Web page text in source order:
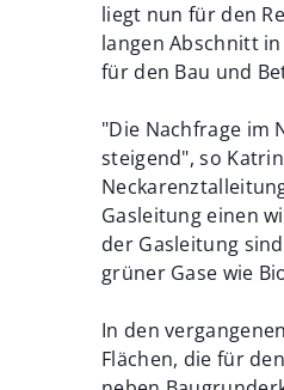
liegt nun für den
langen Abschnitt
für den Bau und
"Die Nachfrage im
steigend", so
Gasleitung einen
der Gasleitung
grüner Gase wie
In den
Flächen, die für